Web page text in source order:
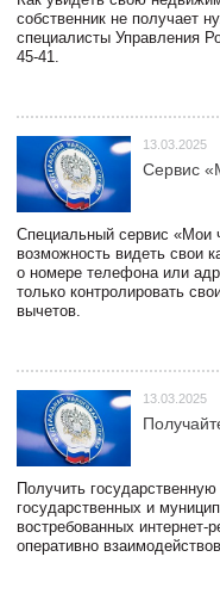
собственник не получает
специалисты Управления
45-41.
13.03.2025
Сервис
Специальный сервис «Мои
возможность видеть свои
о номере телефона или
только контролировать
вычетов.
13.03.2025
Получить
государственных и
востребованных
оперативно